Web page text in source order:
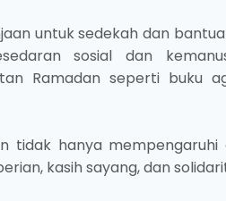
untuk sedekah dan
sosial dan
Ramadan seperti buku
tidak hanya
kasih sayang, dan